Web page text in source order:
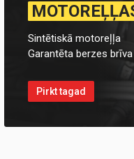
Sintētiskā motoreļļa
Garantēta berzes
Pirkt tagad